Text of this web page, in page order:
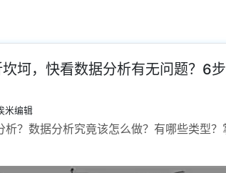
坷，快看数据分析有无问题？6
米编辑
析？数据分析究竟该怎么做？有哪些类型